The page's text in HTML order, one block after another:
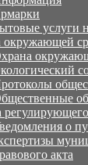
услуги
окружающей
о
акта